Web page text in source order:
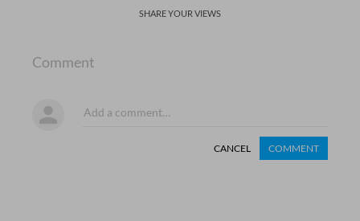
SHARE YOUR VIEWS
Comment
CANCEL COMMENT